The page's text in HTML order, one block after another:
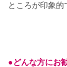
ところが印象的
●どんな方にお